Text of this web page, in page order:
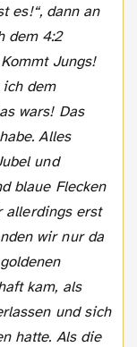
es!“, dann an
dem 4:2
Jungs!
ich dem
wars! Das
Alles
und
blaue Flecken
allerdings erst
wir nur da
kam, als
und sich
hatte. Als die